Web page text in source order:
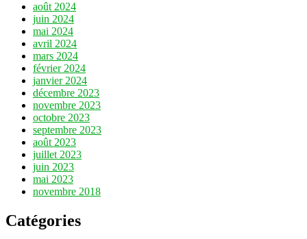
août 2024
juin 2024
mai 2024
avril 2024
mars 2024
février 2024
janvier 2024
décembre 2023
novembre 2023
octobre 2023
septembre 2023
août 2023
juillet 2023
juin 2023
mai 2023
novembre 2018
Catégories